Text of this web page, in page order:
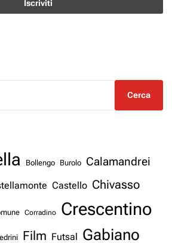
Cerca
Bollengo Burolo Calamandrei
Castello Chivasso
Corradino Crescentino
Film Futsal Gabiano